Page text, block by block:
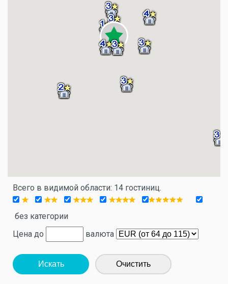
Всего в видимой области: 14 гостиниц.
без категории
Цена до
валюта
Искать Очистить